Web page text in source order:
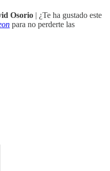
Osorio | ¿Te ha gustado este
para no perderte las